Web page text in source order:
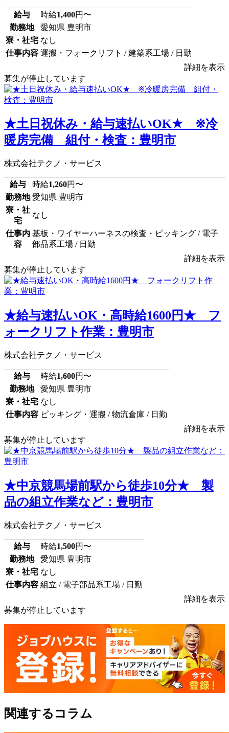
給与 時給1,400円〜
勤務地
愛知県 豊明市
寮・社宅 なし
仕事内容 運搬・フォークリフト / 建築系工場 / 日勤
詳細を表示
募集が停止しています
★土日祝休み・給与速払いOK★ ※冷
暖房完備 組付・検査：豊明市
株式会社テクノ・サービス
給与 時給1,260円〜
勤務地 愛知県 豊明市
寮・社
宅
なし
仕事内
容
基板・ワイヤーハーネスの検査・ピッキング / 電子
部品系工場 / 日勤
詳細を表示
募集が停止しています
★給与速払いOK・高時給1600円★ フ
ォークリフト作業：豊明市
株式会社テクノ・サービス
給与 時給1,600円〜
勤務地
愛知県 豊明市
寮・社宅 なし
仕事内容 ピッキング・運搬 / 物流倉庫 / 日勤
詳細を表示
募集が停止しています
★中京競馬場前駅から徒歩10分★ 製
品の組立作業など：豊明市
株式会社テクノ・サービス
給与 時給1,500円〜
勤務地
愛知県 豊明市
寮・社宅 なし
仕事内容 組立 / 電子部品系工場 / 日勤
詳細を表示
募集が停止しています
関連するコラム